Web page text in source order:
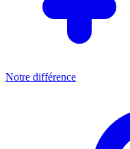
Notre différence